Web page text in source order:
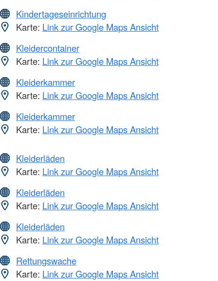
Kindertageseinrichtung
Karte: Link zur Google Maps Ansicht
Kleidercontainer
Karte: Link zur Google Maps Ansicht
Kleiderkammer
Karte: Link zur Google Maps Ansicht
Kleiderkammer
Karte: Link zur Google Maps Ansicht
Kleiderläden
Karte: Link zur Google Maps Ansicht
Kleiderläden
Karte: Link zur Google Maps Ansicht
Kleiderläden
Karte: Link zur Google Maps Ansicht
Rettungswache
Karte: Link zur Google Maps Ansicht